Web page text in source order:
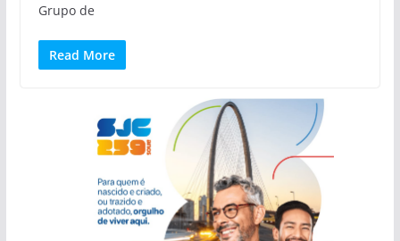
Grupo de
Read More